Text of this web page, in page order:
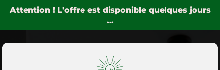
Attention ! L'offre est disponible quelques jours
...